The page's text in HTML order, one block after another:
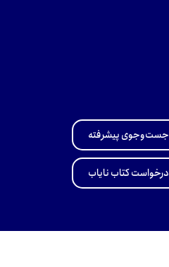
جست‌وجوی پیشرفته
درخواست کتاب نایاب